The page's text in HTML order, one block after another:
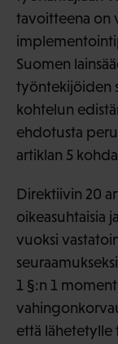
tavoitteena on
Suomen
työntekijöiden
kohtelun
ehdotusta
artiklan 5
Direktiivin 20
oikeasuhtaisia
vuoksi
1 §:n 1
että